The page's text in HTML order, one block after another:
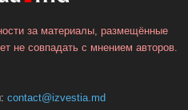
за материалы, размещённые
не совпадать с мнением авторов.
contact@izvestia.md